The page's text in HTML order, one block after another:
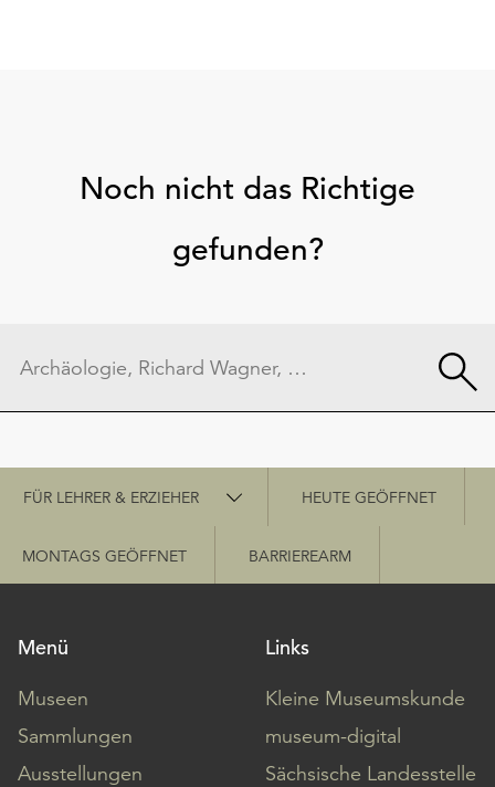
Noch nicht das Richtige
gefunden?
Schnellzugriff
FÜR LEHRER & ERZIEHER HEUTE GEÖFFNET
MONTAGS GEÖFFNET BARRIEREARM
Menü
Museen
Sammlungen
Ausstellungen
Links
Kleine Museumskunde
museum-digital
Sächsische Landesstelle